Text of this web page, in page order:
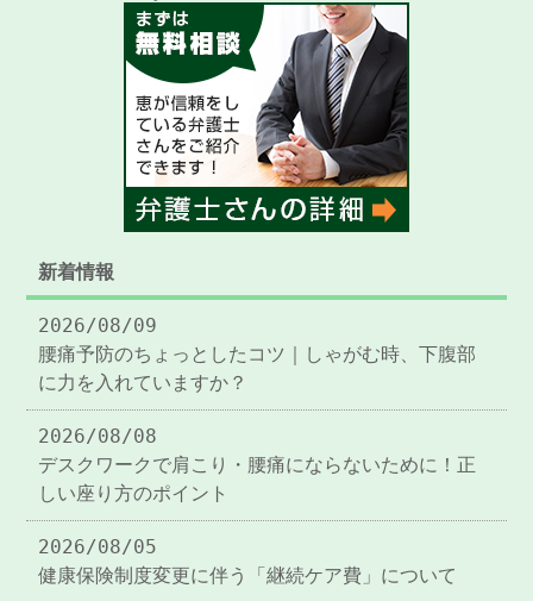
新着情報
2026/08/09
腰痛予防のちょっとしたコツ｜しゃがむ時、下腹部
に力を入れていますか？
2026/08/08
デスクワークで肩こり・腰痛にならないために！正
しい座り方のポイント
2026/08/05
健康保険制度変更に伴う「継続ケア費」について